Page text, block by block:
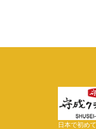
日本で初め